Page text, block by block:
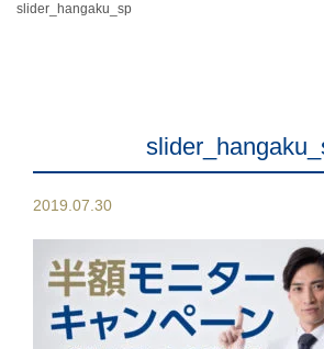
slider_hangaku_sp
2019.07.30